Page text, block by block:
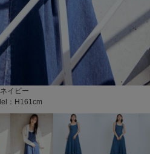
ネイビー
：H161cm
ブルー
：H168cm
color：ネイビー
color：ネイビー
color：ネイビー
color：ネイビー
color：ネイビー
color：ネイビー
color：ネイビー
：ネイビー
：ネイビー
color：ネイビー
color：ネイビー
color：ネイビー
color：ネイビー
color：ネイビー
color：ブルー
color：ブルー
color：ブルー
color：ブルー
color：ブルー
color：ブルー
color：ブルー
color：ブルー
：ブルー
：ブルーcolor：ブルー
color：ブルー
color：ブルー
color：ブルー